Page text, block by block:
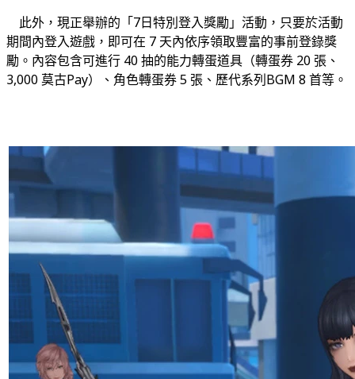
此外，現正舉辦的「7日特別登入獎勵」活動，只要於活動
期間內登入遊戲，即可在 7 天內依序領取豐富的事前登錄獎
勵。內容包含可進行 40 抽的能力轉蛋道具（轉蛋券 20 張、
3,000 莫古Pay）、角色轉蛋券 5 張、歷代系列BGM 8 首等。